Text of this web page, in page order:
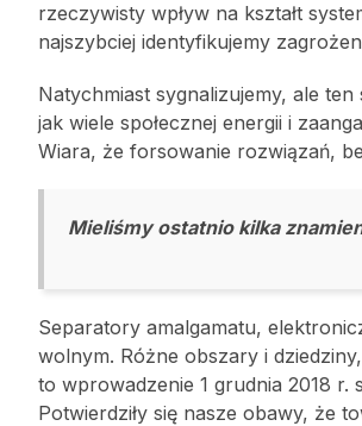
rzeczywisty wpływ na kształt
najszybciej identyfikujemy
Natychmiast sygnalizujemy, ale
jak wiele społecznej energii i
Wiara, że forsowanie rozwiązań,
Mieliśmy ostatnio kilka
Separatory amalgamatu,
wolnym. Różne obszary i
to wprowadzenie 1 grudnia 2018
Potwierdziły się nasze obawy, że